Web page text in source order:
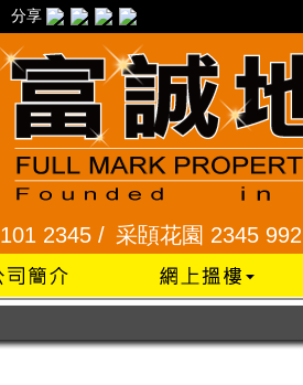
分享
采頣花園 2345 9927 /樂富